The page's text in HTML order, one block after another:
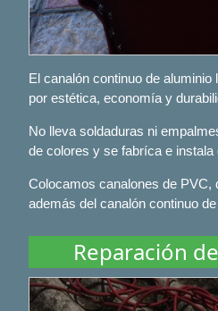
El canalón continuo de
por estética, economía y
No lleva soldaduras ni
de colores y se fabríca e instala
Colocamos canalones de PVC,
además del canalón continuo
Reparación